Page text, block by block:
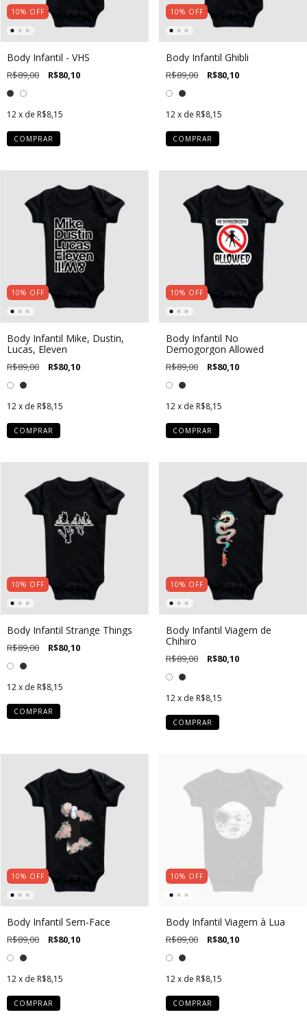
10% OFF
Body Infantil - VHS
R$89,00 R$80,10
12x de R$8,15
COMPRAR
10% OFF
Body Infantil Ghibli
R$89,00 R$80,10
12 x de R$8,15
COMPRAR
10% OFF
Body Infantil Mike, Dustin,
Lucas, Eleven
R$89,00 R$80,10
12x de R$8,15
COMPRAR
10% OFF
Body Infantil No
Demogorgon Allowed
R$89,00 R$80,10
12 x de R$8,15
COMPRAR
10% OFF
Body Infantil Strange Things
R$89,00 R$80,10
12x de R$8,15
COMPRAR
10% OFF
Body Infantil Viagem de
Chihiro
R$89,00 R$80,10
12 x de R$8,15
COMPRAR
10% OFF
Body Infantil Sem-Face
R$89,00 R$80,10
12x de R$8,15
COMPRAR
10% OFF
Body Infantil Viagem à Lua
R$89,00 R$80,10
12 x de R$8,15
COMPRAR